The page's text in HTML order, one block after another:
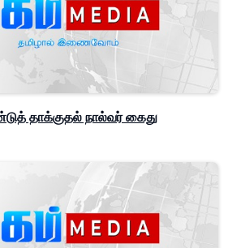
தாக்குதல் நால்வர் கைது